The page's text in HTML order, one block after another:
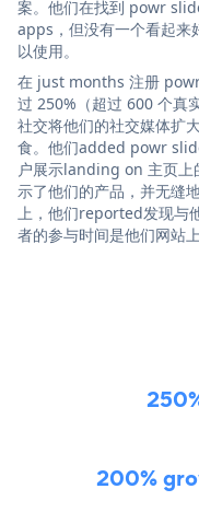
案。他们在找到 powr
apps，但没有一个看起来
以使用。
在 just months 注册
过 250%（超过 600 个真
社交将他们的社交媒体扩
食。他们added powr
户展示landing on 主页上
示了他们的产品，并无缝
上，他们reported发现与
者的参与时间是他们网站
200%